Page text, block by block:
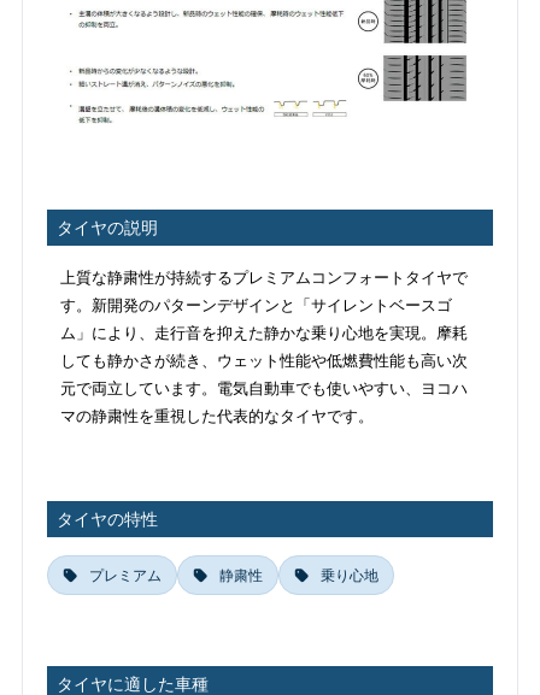
タイヤの説明
上質な静粛性が持続するプレミアムコンフォートタイヤで
す。新開発のパターンデザインと「サイレントベースゴ
ム」により、走行音を抑えた静かな乗り心地を実現。摩耗
しても静かさが続き、ウェット性能や低燃費性能も高い次
元で両立しています。電気自動車でも使いやすい、ヨコハ
マの静粛性を重視した代表的なタイヤです。
タイヤの特性
プレミアム 静粛性 乗り心地
タイヤに適した車種